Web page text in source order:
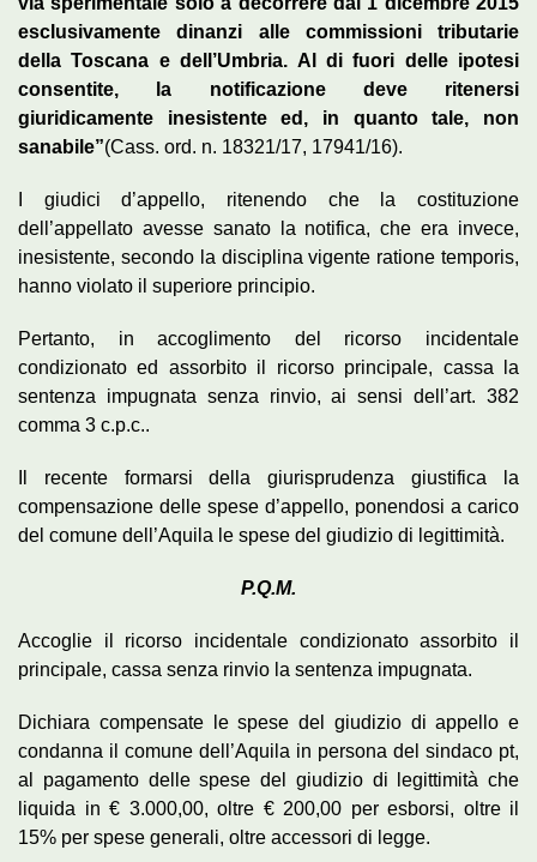
esclusivamente dinanzi alle commissioni tributarie
della Toscana e dell’Umbria. Al di fuori delle ipotesi
consentite, la notificazione deve ritenersi
giuridicamente inesistente ed, in quanto tale, non
sanabile”(Cass. ord. n. 18321/17, 17941/16).
I giudici d’appello, ritenendo che la costituzione
dell’appellato avesse sanato la notifica, che era invece,
inesistente, secondo la disciplina vigente ratione temporis,
hanno violato il superiore principio.
Pertanto, in accoglimento del ricorso incidentale
condizionato ed assorbito il ricorso principale, cassa la
sentenza impugnata senza rinvio, ai sensi dell’art. 382
comma 3 c.p.c..
Il recente formarsi della giurisprudenza giustifica la
compensazione delle spese d’appello, ponendosi a carico
del comune dell’Aquila le spese del giudizio di legittimità.
P.Q.M.
Accoglie il ricorso incidentale condizionato assorbito il
principale, cassa senza rinvio la sentenza impugnata.
Dichiara compensate le spese del giudizio di appello e
condanna il comune dell’Aquila in persona del sindaco pt,
al pagamento delle spese del giudizio di legittimità che
liquida in € 3.000,00, oltre € 200,00 per esborsi, oltre il
15% per spese generali, oltre accessori di legge.